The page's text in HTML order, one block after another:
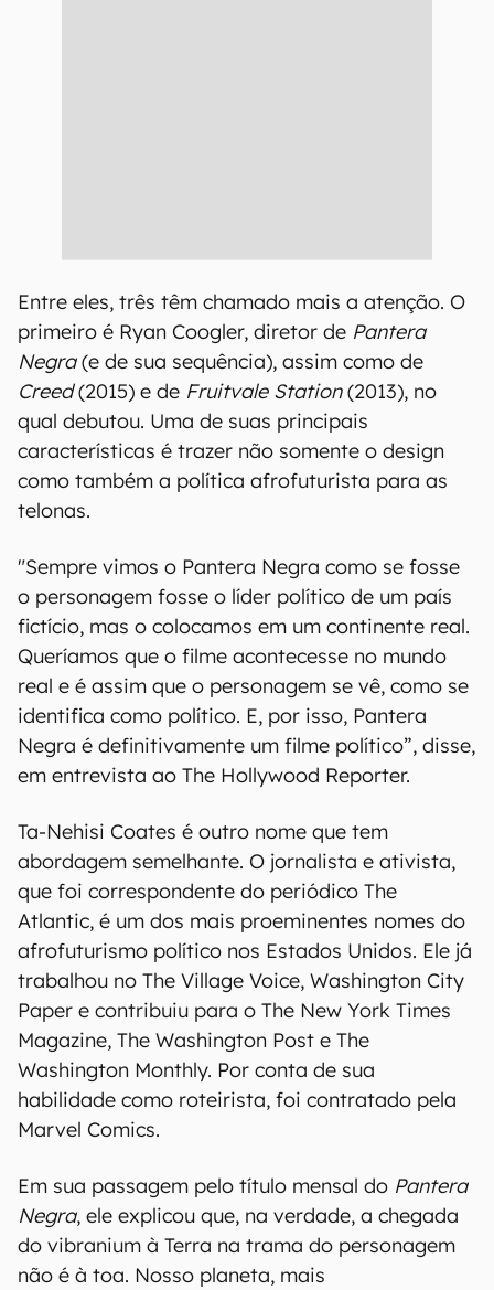
Entre eles, três têm chamado mais a atenção. O
primeiro é Ryan Coogler, diretor de Pantera
Negra(e de sua sequência), assim como de
Creed(2015) e de Fruitvale Station(2013), no
qual debutou. Uma de suas principais
características é trazer não somente o design
como também a política afrofuturista para as
telonas.
"Sempre vimos o Pantera Negra como se fosse
o personagem fosse o líder político de um país
fictício, mas o colocamos em um continente real.
Queríamos que o filme acontecesse no mundo
real e é assim que o personagem se vê, como se
identifica como político. E, por isso, Pantera
Negra é definitivamente um filme político”, disse,
em entrevista ao The Hollywood Reporter.
Ta-Nehisi Coates é outro nome que tem
abordagem semelhante. O jornalista e ativista,
que foi correspondente do periódico The
Atlantic, é um dos mais proeminentes nomes do
afrofuturismo político nos Estados Unidos. Ele já
trabalhou no The Village Voice, Washington City
Paper e contribuiu para o The New York Times
Magazine, The Washington Post e The
Washington Monthly. Por conta de sua
habilidade como roteirista, foi contratado pela
Marvel Comics.
Em sua passagem pelo título mensal do Pantera
Negra, ele explicou que, na verdade, a chegada
do vibranium à Terra na trama do personagem
não é à toa. Nosso planeta, mais